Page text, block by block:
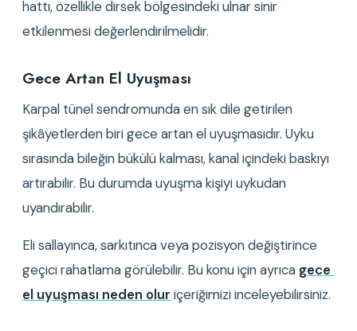
hattı, özellikle dirsek bölgesindeki ulnar sinir
etkilenmesi değerlendirilmelidir.
Gece Artan El Uyuşması
Karpal tünel sendromunda en sık dile getirilen
şikâyetlerden biri gece artan el uyuşmasıdır. Uyku
sırasında bileğin bükülü kalması, kanal içindeki baskıyı
artırabilir. Bu durumda uyuşma kişiyi uykudan
uyandırabilir.
Eli sallayınca, sarkıtınca veya pozisyon değiştirince
geçici rahatlama görülebilir. Bu konu için ayrıca gece
el uyuşması neden olur içeriğimizi inceleyebilirsiniz.